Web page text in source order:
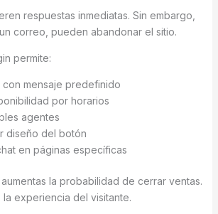
respuestas inmediatas. Sin embargo,
correo, pueden abandonar el sitio.
permite:
con mensaje predefinido
por horarios
agentes
diseño del botón
en páginas específicas
la probabilidad de cerrar ventas.
la experiencia del visitante.